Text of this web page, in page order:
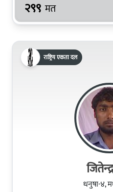
२९९ मत
राष्ट्रिय एकता दल
धनुषा-४,